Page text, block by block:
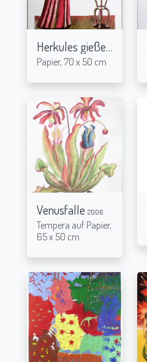
Herkules gießen - Lithografie
Papier, 70 x 50 cm
Venusfalle 2006
Tempera auf Papier,
65 x 50 cm